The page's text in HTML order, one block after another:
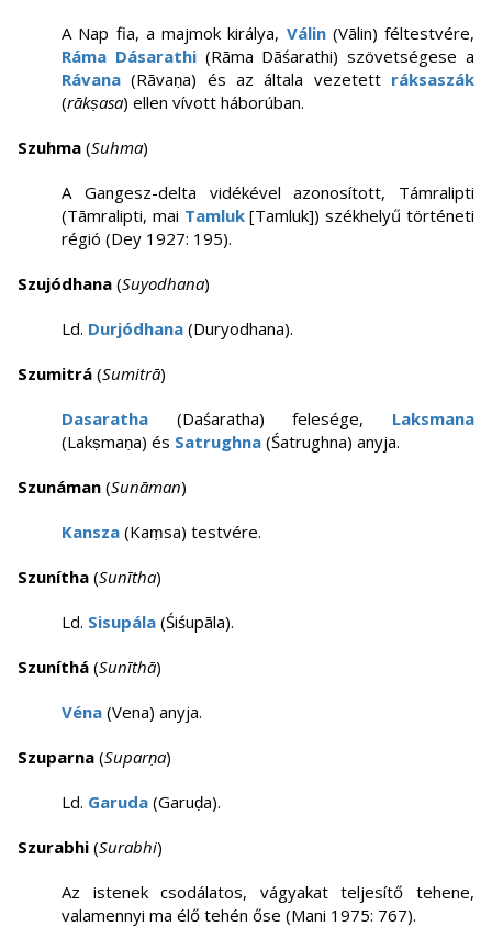
A Nap fia, a majmok királya, Válin(Vālin) féltestvére,
Ráma Dásarathi(Rāma Dāśarathi) szövetségese a
Rávana (Rāvaṇa) és az általa vezetett ráksaszák
(rākṣasa) ellen vívott háborúban.
Szuhma (Suhma)
A Gangesz-delta vidékével azonosított, Támralipti
(Tāmralipti, mai Tamluk[Tamluk]) székhelyű történeti
régió (Dey 1927: 195).
Szujódhana (Suyodhana)
Ld. Durjódhana (Duryodhana).
Szumitrá (Sumitrā)
Dasaratha (Daśaratha) felesége, Laksmana
(Lakṣmaṇa) és Satrughna (Śatrughna) anyja.
Szunáman (Sunāman)
Kansza (Kaṃsa) testvére.
Szunítha (Sunītha)
Ld. Sisupála (Śiśupāla).
Szuníthá (Sunīthā)
Véna (Vena) anyja.
Szuparna (Suparṇa)
Ld. Garuda (Garuḍa).
Szurabhi (Surabhi)
Az istenek csodálatos, vágyakat teljesítő tehene,
valamennyi ma élő tehén őse (Mani 1975: 767).